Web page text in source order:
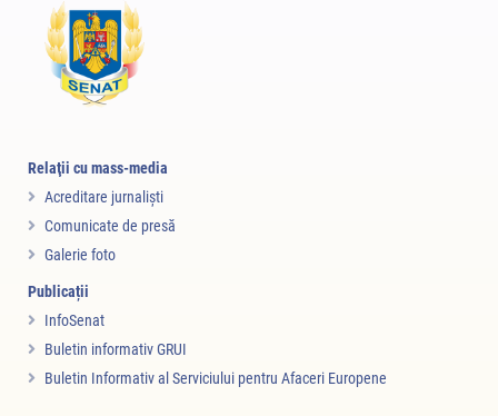
Relaţii cu mass-media
Acreditare jurnalişti
Comunicate de presă
Galerie foto
Publicații
InfoSenat
Buletin informativ GRUI
Buletin Informativ al Serviciului pentru Afaceri Europene